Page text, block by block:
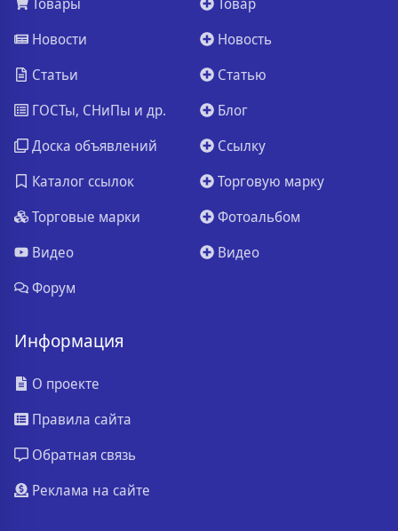
Новости
Статьи
ГОСТы, СНиПы и др.
Доска объявлений
Каталог ссылок
Торговые марки
Видео
Форум
Новость
Статью
Блог
Ссылку
Торговую марку
Фотоальбом
Видео
Информация
О проекте
Правила сайта
Обратная связь
Реклама на сайте